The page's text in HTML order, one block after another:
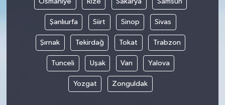
Şanlıurfa Siirt Sinop Sivas
Şırnak Tekirdağ Tokat Trabzon
Tunceli Uşak Van Yalova
Yozgat Zonguldak